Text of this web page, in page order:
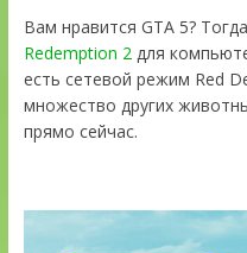
Вам нравится GTA 5?
Redemption 2для
есть сетевой режим Red
множество других
прямо сейчас.